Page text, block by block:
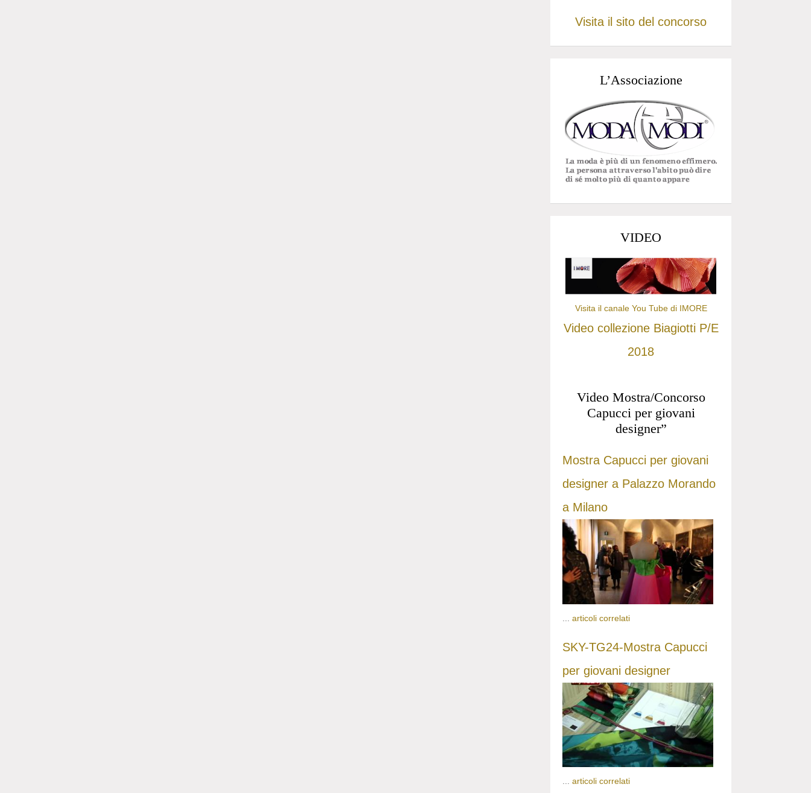
Visita il sito del concorso
L’Associazione
VIDEO
Visita il canale You Tube di IMORE
Video collezione Biagiotti P/E
2018
Video Mostra/Concorso
Capucci per giovani
designer”
Mostra Capucci per giovani
designer a Palazzo Morando
a Milano
articoli correlati
SKY-TG24-Mostra Capucci
per giovani designer
... articoli correlati